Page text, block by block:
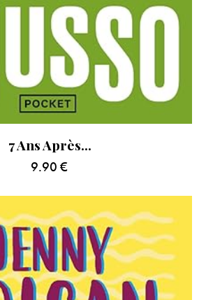
7 Ans Après…
9.90 €